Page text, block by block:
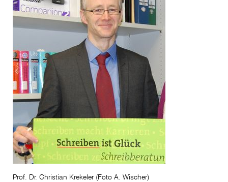
Prof. Dr. Christian Krekeler (Foto A. Wischer)